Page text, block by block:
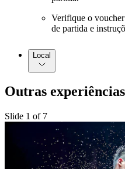
Verifique o
de partida e
Local
Outras
Slide 1 of 7